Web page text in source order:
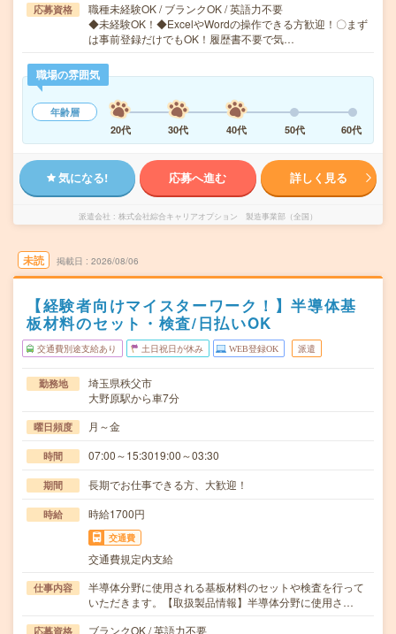
応募資格
職種未経験OK / ブランクOK / 英語力不要
◆未経験OK！◆ExcelやWordの操作できる方歓迎！〇まず
は事前登録だけでもOK！履歴書不要で気…
職場の雰囲気
年齢層
20代
30代 40代 50代 60代
気になる! 応募へ進む 詳しく見る
派遣会社 株式会社綜合キャリアオプション 製造事業部（全国）
未読 掲載日 2026/08/06
【経験者向けマイスターワーク！】半導体基
板材料のセット・検査/日払いOK
交通費別途支給あり 土日祝日が休み WEB登録OK 派遣
勤務地
埼玉県秩父市
大野原駅から車7分
曜日頻度 月～金
時間 07:00～15:3019:00～03:30
期間 長期でお仕事できる方、大歓迎！
時給 時給1700円
交通費
交通費規定内支給
仕事内容
半導体分野に使用される基板材料のセットや検査を行って
いただきます。【取扱製品情報】半導体分野に使用さ…
応募資格
ブランクOK / 英語力不要